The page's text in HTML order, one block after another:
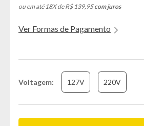
ou em até 18X de R$ 139,95com juros
Ver Formas de Pagamento
Voltagem 127V 220V